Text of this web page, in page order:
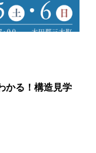
かる！構造見学